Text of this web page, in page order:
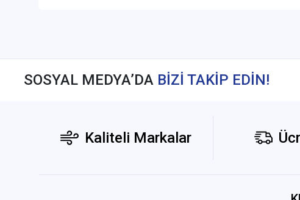
SOSYAL MEDYA’DA BİZİ TAKİP EDİN!
Kaliteli Markalar